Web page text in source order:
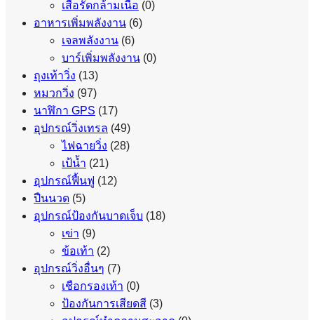
เสื้อรัดกล้ามเนื้อ (0)
อาหารเพิ่มพลังงาน (6)
เจลพลังงาน (6)
บาร์เพิ่มพลังงาน (0)
ถุงเท้าวิ่ง (13)
หมวกวิ่ง (97)
นาฬิกา GPS (17)
อุปกรณ์วิ่งเทรล (49)
ไฟฉายวิ่ง (28)
เป้น้ำ (21)
อุปกรณ์ฟื้นฟู (12)
ปืนนวด (5)
อุปกรณ์ป้องกันบาดเจ็บ (18)
เข่า (9)
ข้อเท้า (2)
อุปกรณ์วิ่งอื่นๆ (7)
เชือกรองเท้า (0)
ป้องกันการเสียดสี (3)